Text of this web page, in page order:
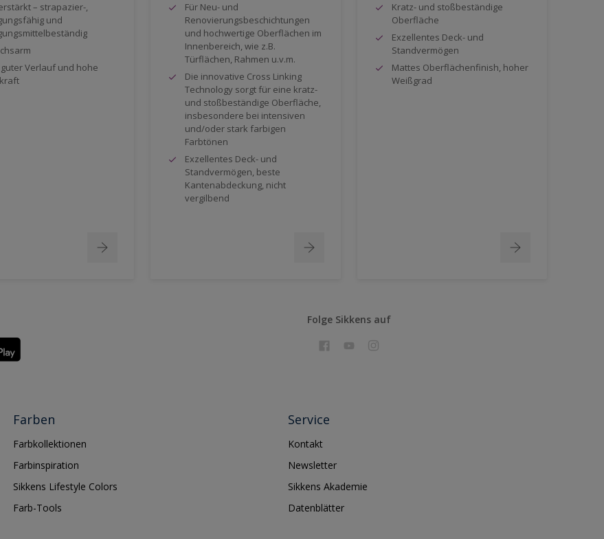
– strapazier-,
und
Verlauf und hohe
Für Neu- und
Renovierungsbeschichtungen
und hochwertige Oberflächen im
Innenbereich, wie z.B.
Türflächen, Rahmen u.v.m.
Die innovative Cross Linking
Technology sorgt für eine kratz-
und stoßbeständige Oberfläche,
insbesondere bei intensiven
und/oder stark farbigen
Farbtönen
Exzellentes Deck- und
Standvermögen, beste
Kantenabdeckung, nicht
vergilbend
Kratz- und stoßbeständige
Oberfläche
Exzellentes Deck- und
Standvermögen
Mattes Oberflächenfinish, hoher
Weißgrad
Folge Sikkens auf
Farben
Farbkollektionen
Farbinspiration
Sikkens Lifestyle Colors
Farb-Tools
Service
Kontakt
Newsletter
Sikkens Akademie
Datenblätter